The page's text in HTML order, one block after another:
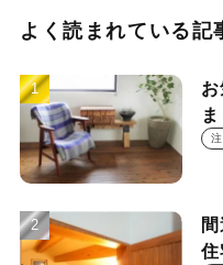
よく読まれている記
時
住